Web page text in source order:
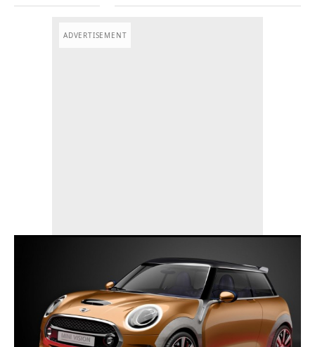
ADVERTISEMENT